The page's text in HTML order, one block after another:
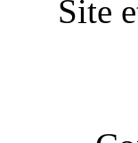
Site